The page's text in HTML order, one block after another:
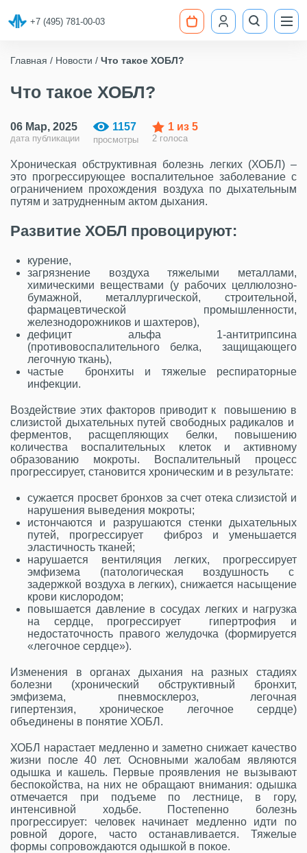
+7 (495) 781-00-03
Главная Новости Что такое ХОБЛ?
Что такое ХОБЛ?
06 Мар, 2025
дата публикации
1157
просмотры
1 из 5
2 голоса
Хроническая обструктивная болезнь легких (ХОБЛ) –
это прогрессирующее воспалительное заболевание с
ограничением прохождения воздуха по дыхательным
путям и затрудненным актом дыхания.
Развитие ХОБЛ провоцируют:
курение,
загрязнение воздуха тяжелыми металлами,
химическими веществами (у рабочих целлюлозно-
бумажной, металлургической, строительной,
фармацевтической промышленности,
железнодорожников и шахтеров),
дефицит альфа 1-антитрипсина
(противовоспалительного белка, защищающего
легочную ткань),
частые бронхиты и тяжелые респираторные
инфекции.
Воздействие этих факторов приводит к повышению в
слизистой дыхательных путей свободных радикалов и
ферментов, расщепляющих белки, повышению
количества воспалительных клеток и активному
образованию мокроты. Воспалительный процесс
прогрессирует, становится хроническим и в результате:
сужается просвет бронхов за счет отека слизистой и
нарушения выведения мокроты;
истончаются и разрушаются стенки дыхательных
путей, прогрессирует фиброз и уменьшается
эластичность тканей;
нарушается вентиляция легких, прогрессирует
эмфизема (патологическая воздушность с
задержкой воздуха в легких), снижается насыщение
крови кислородом;
повышается давление в сосудах легких и нагрузка
на сердце, прогрессирует гипертрофия и
недостаточность правого желудочка (формируется
«легочное сердце»).
Изменения в органах дыхания на разных стадиях
болезни (хронический обструктивный бронхит,
эмфизема, пневмосклероз, легочная
гипертензия, хроническое легочное сердце)
объединены в понятие ХОБЛ.
ХОБЛ нарастает медленно и заметно снижает качество
жизни после 40 лет. Основными жалобам являются
одышка и кашель. Первые проявления не вызывают
беспокойства, на них не обращают внимания: одышка
отмечается при подъеме по лестнице, в гору,
интенсивной ходьбе. Постепенно болезнь
прогрессирует: человек начинает медленно идти по
ровной дороге, часто останавливается. Тяжелые
формы сопровождаются одышкой в покое.